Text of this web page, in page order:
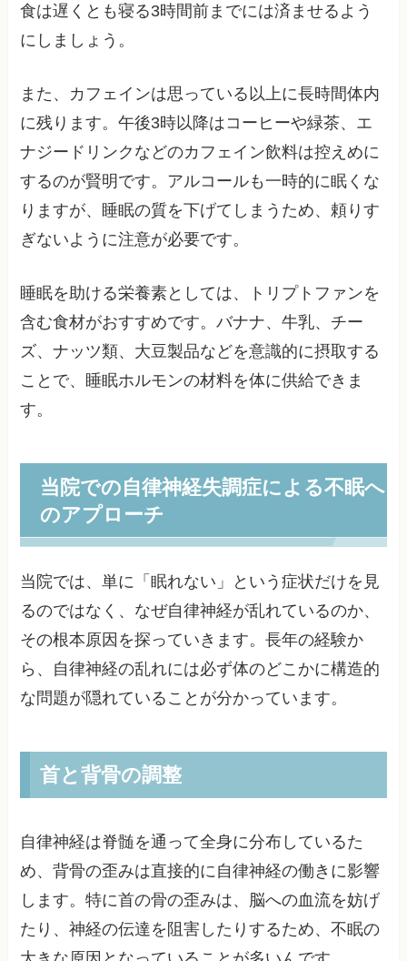
食は遅くとも寝る3時間前までには済ませるよう
にしましょう。
また、カフェインは思っている以上に長時間体内
に残ります。午後3時以降はコーヒーや緑茶、エ
ナジードリンクなどのカフェイン飲料は控えめに
するのが賢明です。アルコールも一時的に眠くな
りますが、睡眠の質を下げてしまうため、頼りす
ぎないように注意が必要です。
睡眠を助ける栄養素としては、トリプトファンを
含む食材がおすすめです。バナナ、牛乳、チー
ズ、ナッツ類、大豆製品などを意識的に摂取する
ことで、睡眠ホルモンの材料を体に供給できま
す。
当院での自律神経失調症による不眠へ
のアプローチ
当院では、単に「眠れない」という症状だけを見
るのではなく、なぜ自律神経が乱れているのか、
その根本原因を探っていきます。長年の経験か
ら、自律神経の乱れには必ず体のどこかに構造的
な問題が隠れていることが分かっています。
首と背骨の調整
自律神経は脊髄を通って全身に分布しているた
め、背骨の歪みは直接的に自律神経の働きに影響
します。特に首の骨の歪みは、脳への血流を妨げ
たり、神経の伝達を阻害したりするため、不眠の